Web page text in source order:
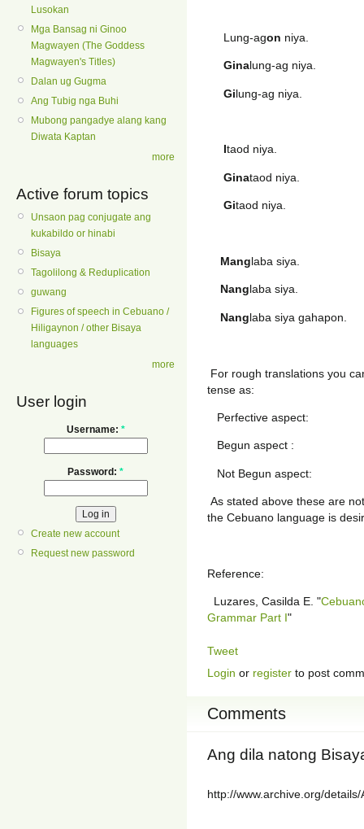
Lusokan
Mga Bansag ni Ginoo
Magwayen (The Goddess
Magwayen's Titles)
Dalan ug Gugma
Ang Tubig nga Buhi
Mubong pangadye alang kang
Diwata Kaptan
more
Active forum topics
Unsaon pag conjugate ang
kukabildo or hinabi
Bisaya
Tagolilong & Reduplication
guwang
Figures of speech in Cebuano /
Hiligaynon / other Bisaya
languages
more
User login
Username: *
Password: *
Create new account
Request new password
Lung-agon niya.
Ginalung-ag niya.
Gilung-ag niya.
Itaod niya. He
Ginataod niya.
Gitaod niya.
Manglaba siya.
Nanglaba siya.
Nanglaba siya
For rough translations you
tense as:
Perfective aspect:
Begun aspect :
Not Begun aspect:
As stated above these are
the Cebuano language is
Reference:
Luzares, Casilda E. "
Grammar Part I"
Tweet
Login or register to post
Comments
Ang dila natong
http://www.archive.org/